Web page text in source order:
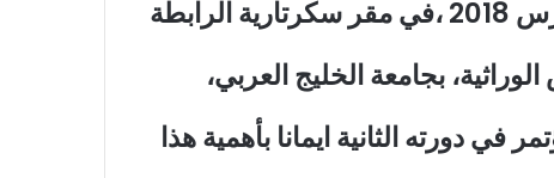
وتمت اقامة المؤتمر الاول للرابطة في مارس 2018 ،في مقر سكرتارية الرابطة
بجامعة الخليج العربي،
دورته الثانية ايمانا بأهمية هذا